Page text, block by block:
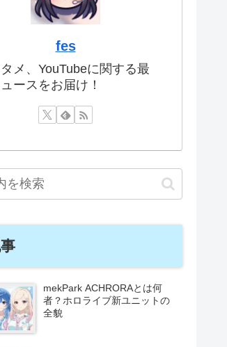
fes
メ、YouTubeに関する最
ースをお届け！
mekPark ACHRORAとは何
者？ホロライブ新ユニットの
全貌